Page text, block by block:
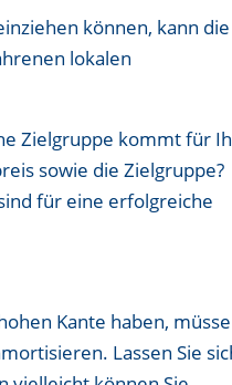
können, kann die
lokalen
Zielgruppe kommt für
sowie die Zielgruppe?
für eine erfolgreiche
Kante haben,
Lassen Sie